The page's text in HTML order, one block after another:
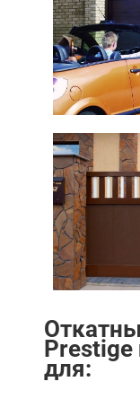
Prestige
для: